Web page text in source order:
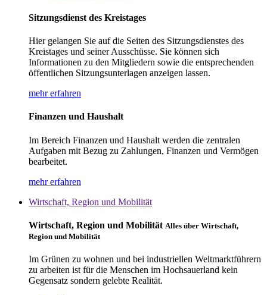
Sitzungsdienst des Kreistages
Hier gelangen Sie auf die Seiten des Sitzungsdienstes des
Kreistages und seiner Ausschüsse. Sie können sich
Informationen zu den Mitgliedern sowie die entsprechenden
öffentlichen Sitzungsunterlagen anzeigen lassen.
mehr erfahren
Finanzen und Haushalt
Im Bereich Finanzen und Haushalt werden die zentralen
Aufgaben mit Bezug zu Zahlungen, Finanzen und Vermögen
bearbeitet.
mehr erfahren
Wirtschaft, Region und Mobilität
Wirtschaft, Region und Mobilität Alles über Wirtschaft,
Region und Mobilität
Im Grünen zu wohnen und bei industriellen Weltmarktführern
zu arbeiten ist für die Menschen im Hochsauerland kein
Gegensatz sondern gelebte Realität.